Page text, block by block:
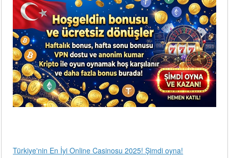
Türkiye'nin En İyi Online Casinosu 2025! Şimdi oyna!